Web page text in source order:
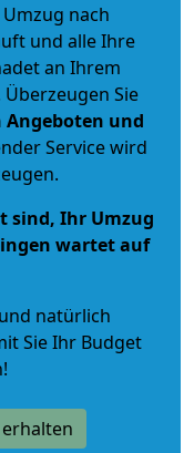
nach
und alle Ihre
an Ihrem
Sie
und
Service wird
sind, Ihr Umzug
wartet auf
natürlich
Sie Ihr Budget